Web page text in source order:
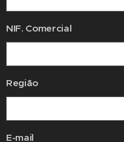
NIF. Comercial
Região
E-mail